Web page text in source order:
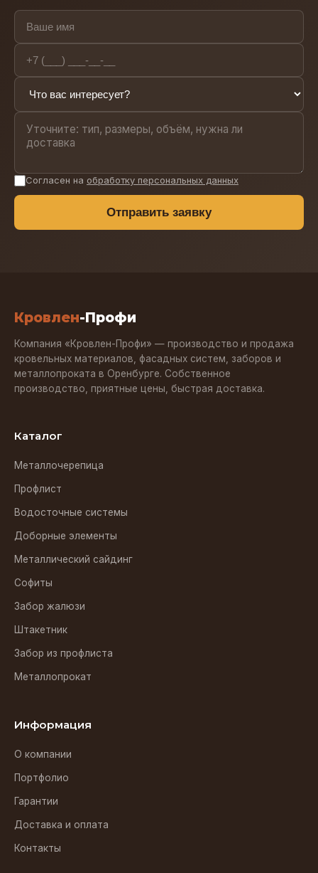
Согласен на обработку персональных данных
Отправить заявку
Кровлен-Профи
Компания «Кровлен-Профи» — производство и продажа
кровельных материалов, фасадных систем, заборов и
металлопроката в Оренбурге. Собственное
производство, приятные цены, быстрая доставка.
Каталог
Металлочерепица
Профлист
Водосточные системы
Доборные элементы
Металлический сайдинг
Софиты
Забор жалюзи
Штакетник
Забор из профлиста
Металлопрокат
Информация
О компании
Портфолио
Гарантии
Доставка и оплата
Контакты